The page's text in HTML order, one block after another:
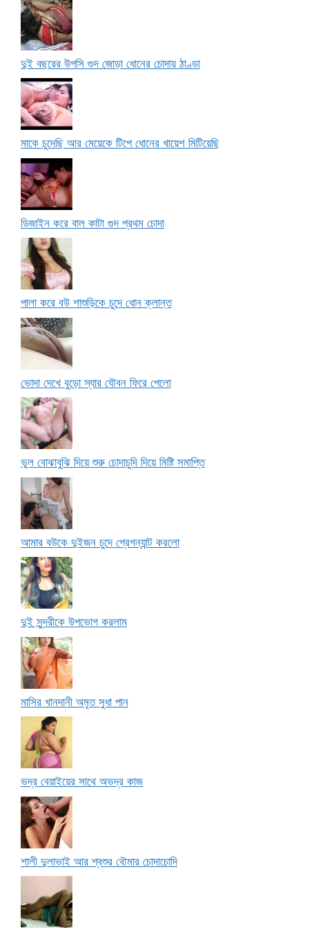
দুই বছরের উপসি গুদ জোড়া ধোনের চোদায় ঠাণ্ডা
মাকে চুদেছি আর মেয়েকে টিপে ধোনের খায়েশ মিটিয়েছি
ডিজাইন করে বাল কাটা গুদ প্রথম চোদা
পালা করে বউ শাশুড়িকে চুদে ধোন ক্লান্ত
ভোদা দেখে বুড়ো স্যার যৌবন ফিরে পেলো
ভুল বোঝাবুঝি দিয়ে শুরু চোদাচুদি দিয়ে মিষ্টি সমাপ্তি
আমার বউকে দুইজন চুদে প্রেগন্যান্ট করলো
দুই সুন্দরীকে উপভোগ করলাম
মাসির খানদানী অমৃত সুধা পান
ভদ্র বেয়াইয়ের সাথে অভদ্র কাজ
শালী দুলাভাই আর শ্বশুর বৌমার চোদাচোদি